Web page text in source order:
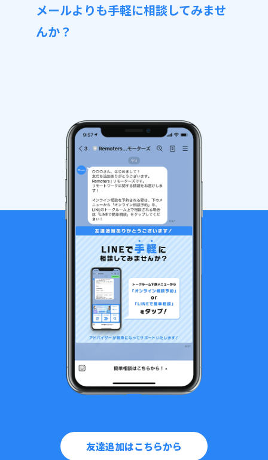
メールよりも手軽に相談してみませ
んか？
友達追加はこちらから